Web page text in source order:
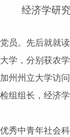
经济学研
党员。先后就就
学，分别获农
州州立大学访
组组长，经济学
秀中青年社会